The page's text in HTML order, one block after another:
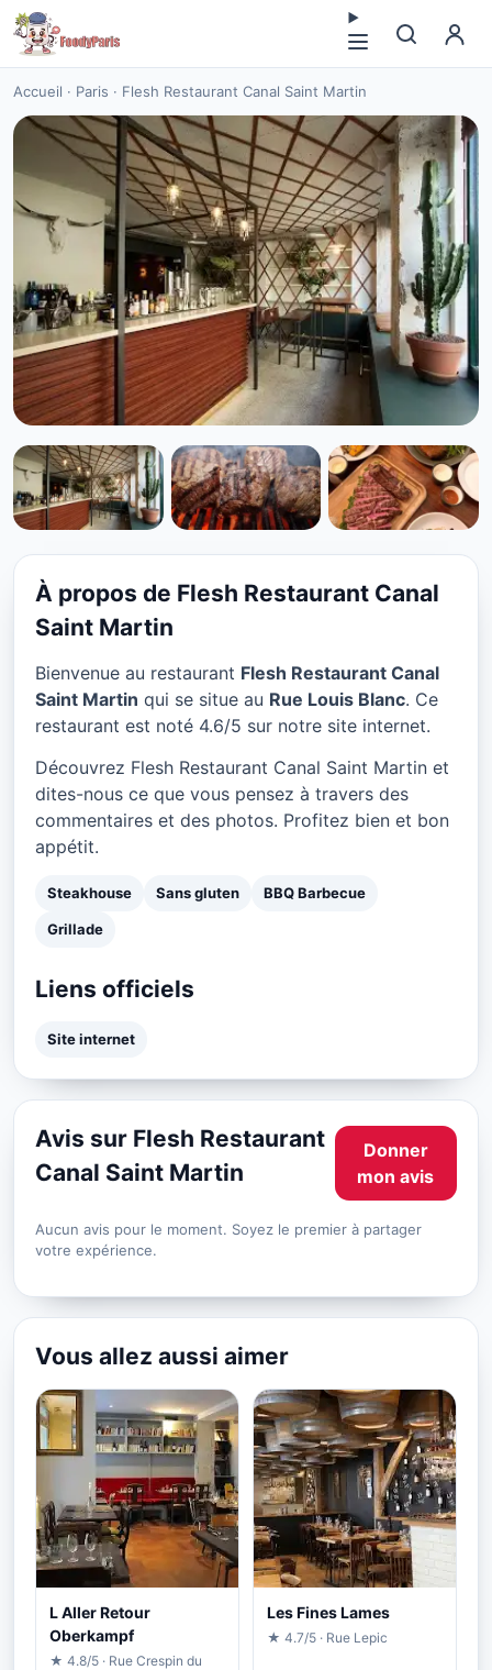
Accueil · Paris · Flesh Restaurant Canal Saint Martin
STEAKHOUSE
Flesh Restaurant Canal
Saint Martin à Paris
★ 4.6/5
À propos de Flesh Restaurant Canal
Saint Martin
Bienvenue au restaurant Flesh Restaurant Canal
Saint Martin qui se situe au Rue Louis Blanc. Ce
restaurant est noté 4.6/5 sur notre site internet.
Découvrez Flesh Restaurant Canal Saint Martin et
dites-nous ce que vous pensez à travers des
commentaires et des photos. Profitez bien et bon
appétit.
Steakhouse Sans gluten BBQ Barbecue
Grillade
Liens officiels
Site internet
Avis sur Flesh Restaurant
Canal Saint Martin
Donner
mon avis
Aucun avis pour le moment. Soyez le premier à partager
votre expérience.
Vous allez aussi aimer
L Aller Retour
Oberkampf
★ 4.8/5 · Rue Crespin du
Les Fines Lames
★ 4.7/5 · Rue Lepic